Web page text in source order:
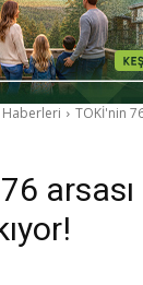
TOKİ'nin